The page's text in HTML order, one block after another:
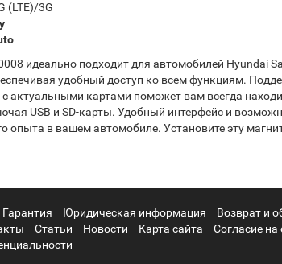
(LTE)/3G
идеально подходит для автомобилей
удобный доступ ко всем функциям.
с актуальными картами поможет вам всегда
USB и SD-карты. Удобный интерфейс и
опыта в вашем автомобиле. Установите эту
Гарантия Юридическая информация Возврат и
Статьи Новости Карта сайта
Согласие